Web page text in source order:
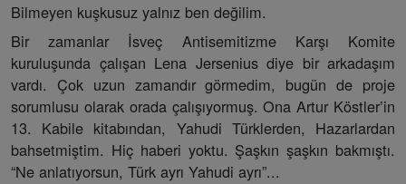
Bilmeyen kuşkusuz yalnız ben değilim.
Bir zamanlar İsveç Antisemitizme Karşı Komite
kuruluşunda çalışan Lena Jersenius diye bir arkadaşım
vardı. Çok uzun zamandır görmedim, bugün de proje
sorumlusu olarak orada çalışıyormuş. Ona Artur Köstler’in
13. Kabile kitabından, Yahudi Türklerden, Hazarlardan
bahsetmiştim. Hiç haberi yoktu. Şaşkın şaşkın bakmıştı.
“Ne anlatıyorsun, Türk ayrı Yahudi ayrı”...